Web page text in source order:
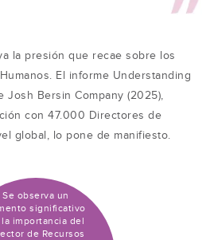
la presión que recae sobre los
El informe Understanding
Josh Bersin Company (2025),
con 47.000 Directores de
global, lo pone de manifiesto.
Se observa un
significativo
la importancia del
de Recursos